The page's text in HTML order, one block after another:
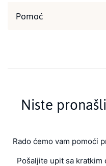
Pomoć
Niste
Rado ćemo vam pomoći
Pošaljite upit sa